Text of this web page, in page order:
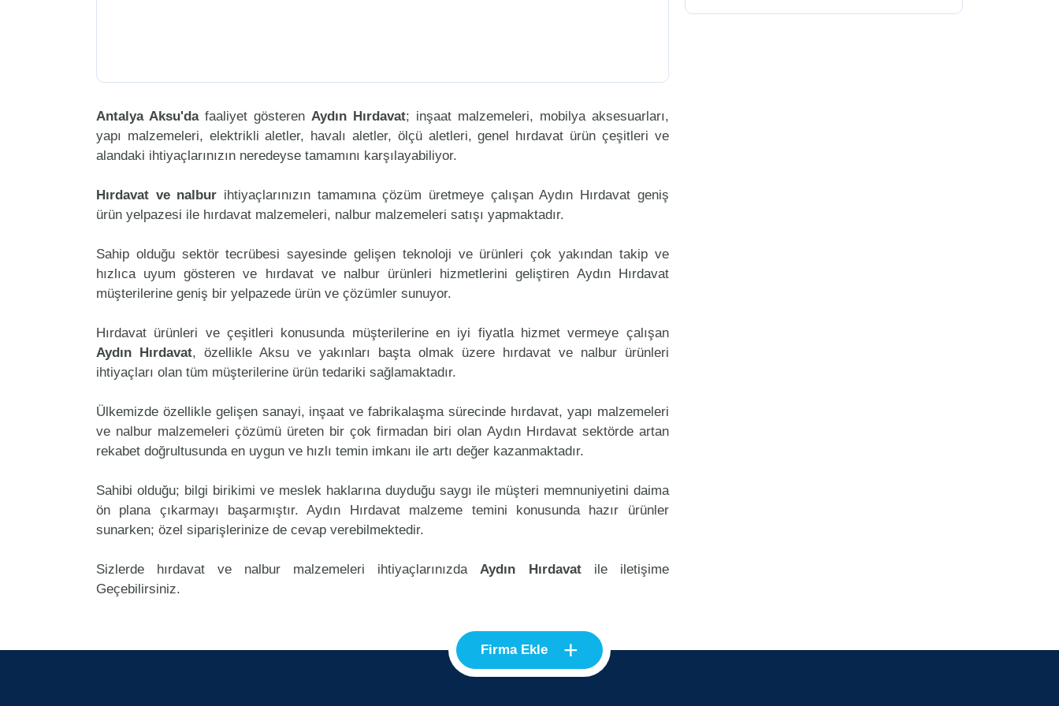
Antalya Aksu'dafaaliyet gösteren Aydın Hırdavat; inşaat malzemeleri, mobilya aksesuarları,
yapı malzemeleri, elektrikli aletler, havalı aletler, ölçü aletleri, genel hırdavat ürün çeşitleri ve
alandaki ihtiyaçlarınızın neredeyse tamamını karşılayabiliyor.
Hırdavat ve nalbur ihtiyaçlarınızın tamamına çözüm üretmeye çalışan Aydın Hırdavat geniş
ürün yelpazesi ile hırdavat malzemeleri, nalbur malzemeleri satışı yapmaktadır.
Sahip olduğu sektör tecrübesi sayesinde gelişen teknoloji ve ürünleri çok yakından takip ve
hızlıca uyum gösteren ve hırdavat ve nalbur ürünleri hizmetlerini geliştiren Aydın Hırdavat
müşterilerine geniş bir yelpazede ürün ve çözümler sunuyor.
Hırdavat ürünleri ve çeşitleri konusunda müşterilerine en iyi fiyatla hizmet vermeye çalışan
Aydın Hırdavat, özellikle Aksu ve yakınları başta olmak üzere hırdavat ve nalbur ürünleri
ihtiyaçları olan tüm müşterilerine ürün tedariki sağlamaktadır.
Ülkemizde özellikle gelişen sanayi, inşaat ve fabrikalaşma sürecinde hırdavat, yapı malzemeleri
ve nalbur malzemeleri çözümü üreten bir çok firmadan biri olan Aydın Hırdavat sektörde artan
rekabet doğrultusunda en uygun ve hızlı temin imkanı ile artı değer kazanmaktadır.
Sahibi olduğu; bilgi birikimi ve meslek haklarına duyduğu saygı ile müşteri memnuniyetini daima
ön plana çıkarmayı başarmıştır. Aydın Hırdavat malzeme temini konusunda hazır ürünler
sunarken; özel siparişlerinize de cevap verebilmektedir.
Sizlerde hırdavat ve nalbur malzemeleri ihtiyaçlarınızda Aydın Hırdavatile iletişime
Geçebilirsiniz.
Firma Ekle +